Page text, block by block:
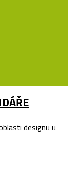
designu u